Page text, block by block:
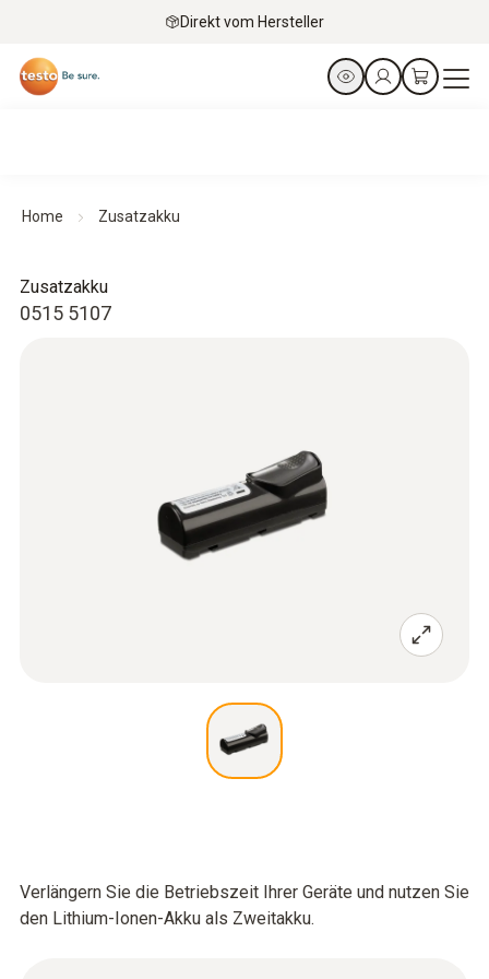
Direkt vom Hersteller
Home Zusatzakku
0515 5107
Zusatzakku
Verlängern Sie die Betriebszeit Ihrer Geräte und nutzen Sie
den Lithium-Ionen-Akku als Zweitakku.